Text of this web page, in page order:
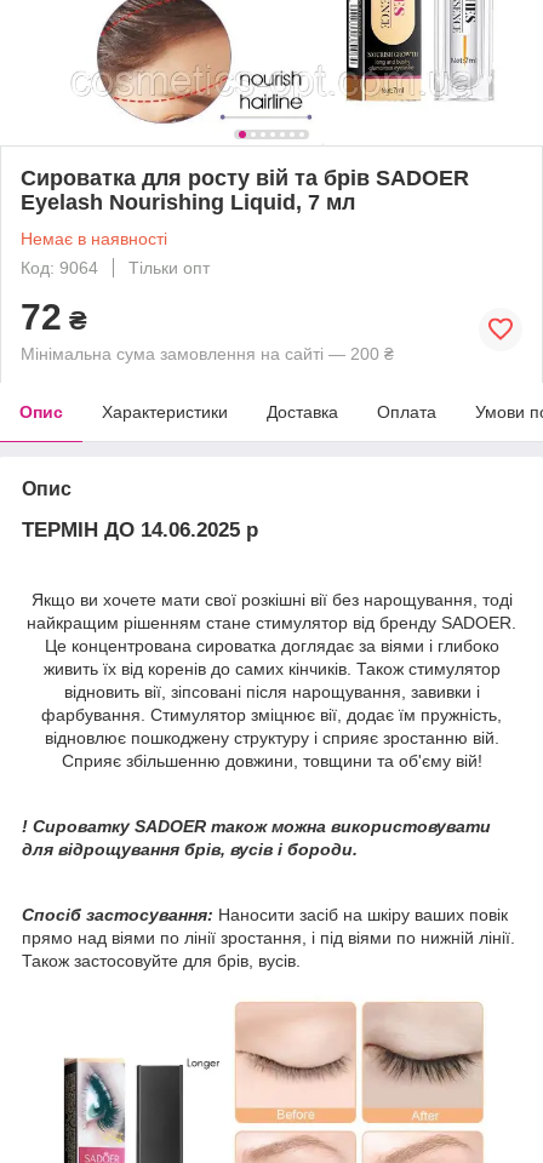
Сироватка для росту вій та брів SADOER
Eyelash Nourishing Liquid, 7 мл
Немає в наявності
Код: 9064
Тільки опт
72 ₴
Мінімальна сума замовлення на сайті — 200 ₴
Опис Характеристики Доставка Оплата Умови
Опис
ТЕРМІН ДО 14.06.2025 р
Якщо ви хочете мати свої розкішні вії без нарощування, тоді
найкращим рішенням стане стимулятор від бренду SADOER.
Це концентрована сироватка доглядає за віями і глибоко
живить їх від коренів до самих кінчиків. Також стимулятор
відновить вії, зіпсовані після нарощування, завивки і
фарбування. Стимулятор зміцнює вії, додає їм пружність,
відновлює пошкоджену структуру і сприяє зростанню вій.
Сприяє збільшенню довжини, товщини та об'єму вій!
! Сироватку SADOER також можна використовувати
для відрощування брів, вусів і бороди.
Спосіб застосування: Наносити засіб на шкіру ваших повік
прямо над віями по лінії зростання, і під віями по нижній лінії.
Також застосовуйте для брів, вусів.